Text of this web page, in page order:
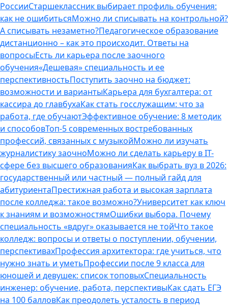
РоссииСтаршеклассник выбирает профиль обучения:
как не ошибитьсяМожно ли списывать на контрольной?
А списывать незаметно?Педагогическое образование
дистанционно – как это происходит. Ответы на
вопросыЕсть ли карьера после заочного
обучения«Дешевая» специальность и ее
перспективностьПоступить заочно на бюджет:
возможности и вариантыКарьера для бухгалтера: от
кассира до главбухаКак стать госслужащим: что за
работа, где обучаютЭффективное обучение: 8 методик
и способовТоп-5 современных востребованных
профессий, связанных с музыкойМожно ли изучать
журналистику заочноМожно ли сделать карьеру в IT-
сфере без высшего образованияКак выбрать вуз в 2026:
государственный или частный — полный гайд для
абитуриентаПрестижная работа и высокая зарплата
после колледжа: такое возможно?Университет как ключ
к знаниям и возможностямОшибки выбора. Почему
специальность «вдруг» оказывается не тойЧто такое
колледж: вопросы и ответы о поступлении, обучении,
перспективахПрофессия архитектора: где учиться, что
нужно знать и уметьПрофессии после 9 класса для
юношей и девушек: список топовыхСпециальность
инженер: обучение, работа, перспективыКак сдать ЕГЭ
на 100 балловКак преодолеть усталость в период